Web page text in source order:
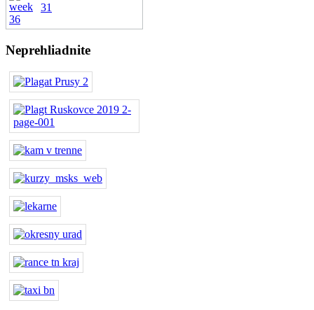
31
Neprehliadnite